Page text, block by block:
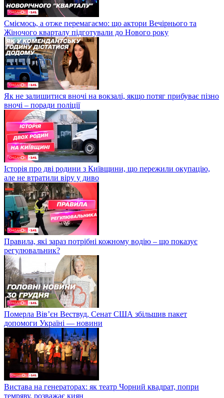
Сміємось, а отже перемагаємо: що актори Вечірнього та
Жіночого кварталу підготували до Нового року
Як не залишитися вночі на вокзалі, якщо потяг прибуває пізно
вночі – поради поліції
Історія про дві родини з Київщини, що пережили окупацію,
але не втратили віру у диво
Правила, які зараз потрібні кожному водію – що показує
регулювальник?
Померла Вівʼєн Вествуд, Сенат США збільшив пакет
допомоги Україні — новини
Вистава на генераторах: як театр Чорний квадрат, попри
темряву, розважає киян